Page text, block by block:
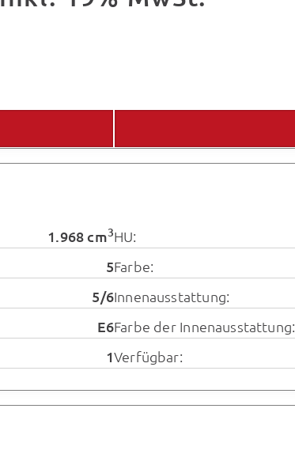
1.968 cm3
5
5/6
E6
1
HU:
Farbe:
Innenausstattung:
Farbe der Innenausstattung:
Verfügbar: